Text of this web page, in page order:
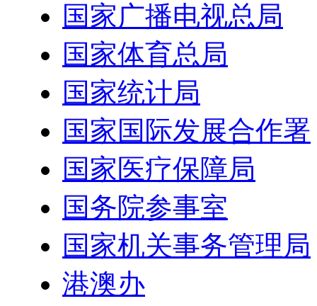
国家广播电视总局
国家体育总局
国家统计局
国家国际发展合作署
国家医疗保障局
国务院参事室
国家机关事务管理局
港澳办